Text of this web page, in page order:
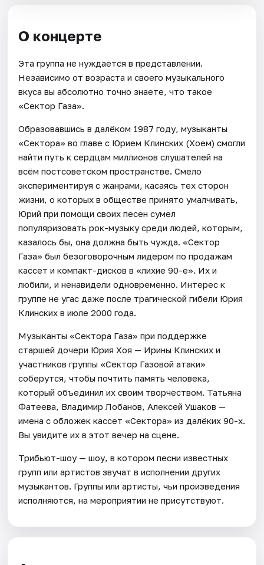
О концерте
Эта группа не нуждается в представлении.
Независимо от возраста и своего музыкального
вкуса вы абсолютно точно знаете, что такое
«Сектор Газа».
Образовавшись в далёком 1987 году, музыканты
«Сектора» во главе с Юрием Клинских (Хоем) смогли
найти путь к сердцам миллионов слушателей на
всём постсоветском пространстве. Смело
экспериментируя с жанрами, касаясь тех сторон
жизни, о которых в обществе принято умалчивать,
Юрий при помощи своих песен сумел
популяризовать рок-музыку среди людей, которым,
казалось бы, она должна быть чужда. «Сектор
Газа» был безоговорочным лидером по продажам
кассет и компакт-дисков в «лихие 90-е». Их и
любили, и ненавидели одновременно. Интерес к
группе не угас даже после трагической гибели Юрия
Клинских в июле 2000 года.
Музыканты «Сектора Газа» при поддержке
старшей дочери Юрия Хоя — Ирины Клинских и
участников группы «Сектор Газовой атаки»
соберутся, чтобы почтить память человека,
который объединил их своим творчеством. Татьяна
Фатеева, Владимир Лобанов, Алексей Ушаков —
имена с обложек кассет «Сектора» из далёких 90-х.
Вы увидите их в этот вечер на сцене.
Трибьют-шоу — шоу, в котором песни известных
групп или артистов звучат в исполнении других
музыкантов. Группы или артисты, чьи произведения
исполняются, на мероприятии не присутствуют.